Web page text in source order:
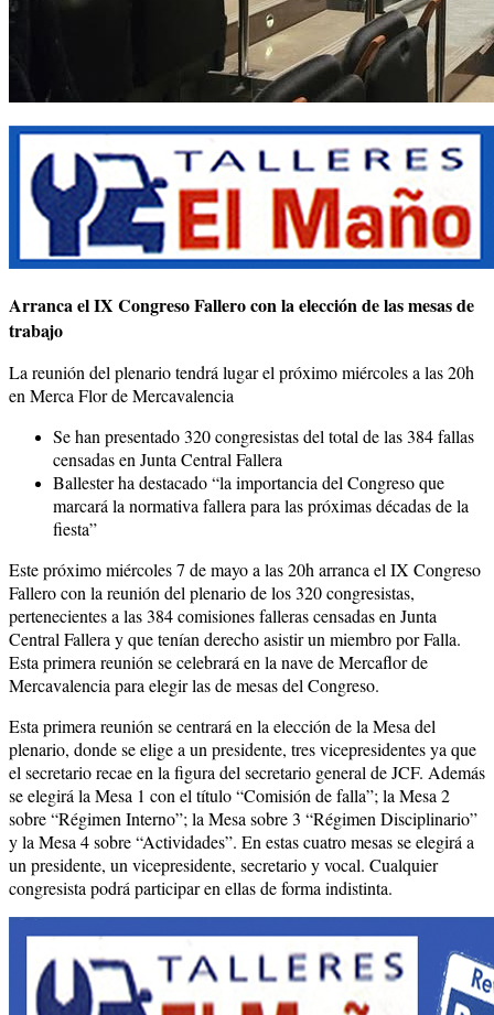
Arranca el IX Congreso Fallero con la elección de las mesas de
trabajo
La reunión del plenario tendrá lugar el próximo miércoles a las 20h
en Merca Flor de Mercavalencia
Se han presentado 320 congresistas del total de las 384 fallas
censadas en Junta Central Fallera
Ballester ha destacado “la importancia del Congreso que
marcará la normativa fallera para las próximas décadas de la
fiesta”
Este próximo miércoles 7 de mayo a las 20h arranca el IX Congreso
Fallero con la reunión del plenario de los 320 congresistas,
pertenecientes a las 384 comisiones falleras censadas en Junta
Central Fallera y que tenían derecho asistir un miembro por Falla.
Esta primera reunión se celebrará en la nave de Mercaflor de
Mercavalencia para elegir las de mesas del Congreso.
Esta primera reunión se centrará en la elección de la Mesa del
plenario, donde se elige a un presidente, tres vicepresidentes ya que
el secretario recae en la figura del secretario general de JCF. Además
se elegirá la Mesa 1 con el título “Comisión de falla”; la Mesa 2
sobre “Régimen Interno”; la Mesa sobre 3 “Régimen Disciplinario”
y la Mesa 4 sobre “Actividades”. En estas cuatro mesas se elegirá a
un presidente, un vicepresidente, secretario y vocal. Cualquier
congresista podrá participar en ellas de forma indistinta.